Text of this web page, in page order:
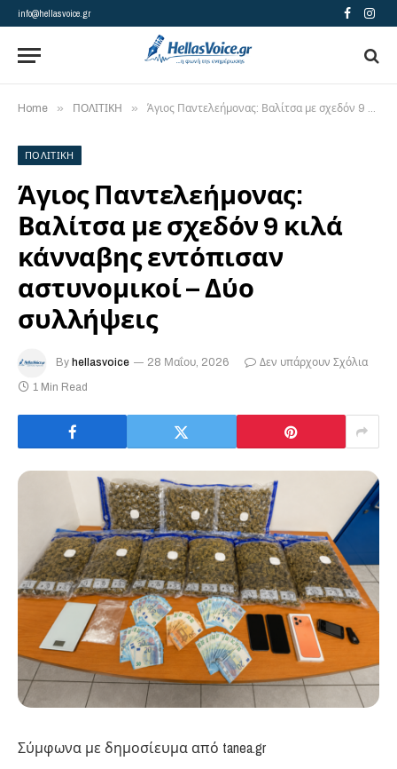
info@hellasvoice.gr Facebook
Home » ΠΟΛΙΤΙΚΗ » Άγιος Παντελεήμονας: Βαλίτσα με σχεδόν 9 κιλά κάνναβης εντόπισαν αστυνομικοί – Δύο συλλήψεις
ΠΟΛΙΤΙΚΗ
Άγιος Παντελεήμονας:
Βαλίτσα με σχεδόν 9 κιλά
κάνναβης εντόπισαν
αστυνομικοί – Δύο
συλλήψεις
By hellasvoice 28 Μαΐου, 2026
Δεν υπάρχουν Σχόλια
1 Min Read
Σύμφωνα με δημοσίευμα από tanea.gr